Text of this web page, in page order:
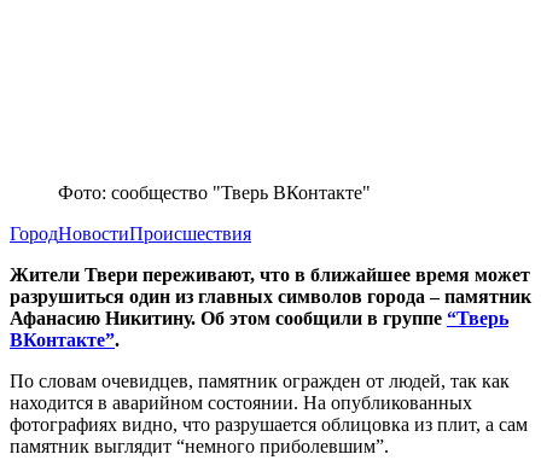
Фото: сообщество "Тверь ВКонтакте"
ГородНовостиПроисшествия
Жители Твери переживают, что в ближайшее время может
разрушиться один из главных символов города – памятник
Афанасию Никитину. Об этом сообщили в группе “Тверь
ВКонтакте”.
По словам очевидцев, памятник огражден от людей, так как
находится в аварийном состоянии. На опубликованных
фотографиях видно, что разрушается облицовка из плит, а сам
памятник выглядит “немного приболевшим”.